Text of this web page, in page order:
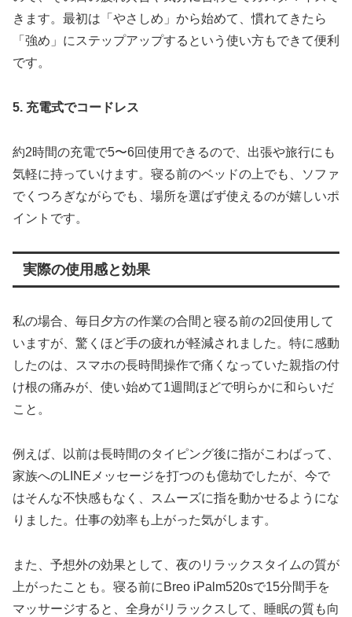
きます。最初は「やさしめ」から始めて、慣れてきたら
「強め」にステップアップするという使い方もできて便利
です。
5. 充電式でコードレス
約2時間の充電で5〜6回使用できるので、出張や旅行にも
気軽に持っていけます。寝る前のベッドの上でも、ソファ
でくつろぎながらでも、場所を選ばず使えるのが嬉しいポ
イントです。
実際の使用感と効果
私の場合、毎日夕方の作業の合間と寝る前の2回使用して
いますが、驚くほど手の疲れが軽減されました。特に感動
したのは、スマホの長時間操作で痛くなっていた親指の付
け根の痛みが、使い始めて1週間ほどで明らかに和らいだ
こと。
例えば、以前は長時間のタイピング後に指がこわばって、
家族へのLINEメッセージを打つのも億劫でしたが、今で
はそんな不快感もなく、スムーズに指を動かせるようにな
りました。仕事の効率も上がった気がします。
また、予想外の効果として、夜のリラックスタイムの質が
上がったことも。寝る前にBreo iPalm520sで15分間手を
マッサージすると、全身がリラックスして、睡眠の質も向